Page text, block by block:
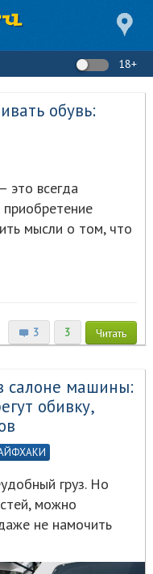
18+
обувь:
это всегда
мысли о том, что
3 3 Читать
салоне машины:
обивку,
груз. Но
можно
не намочить